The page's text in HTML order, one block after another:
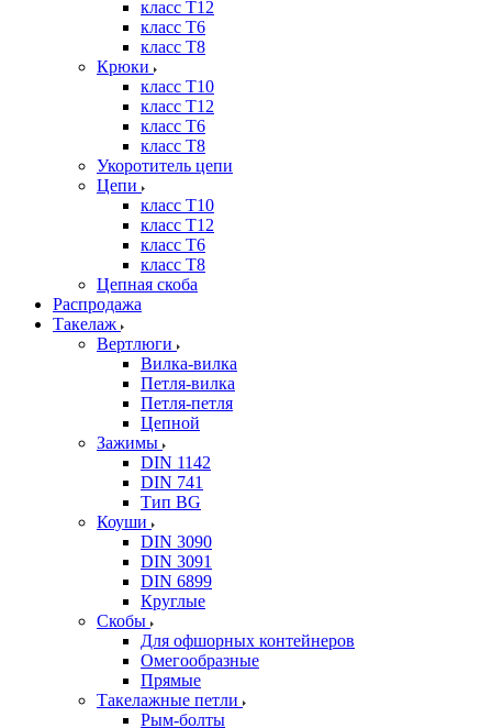
класс Т12
класс Т6
класс Т8
Крюки
класс Т10
класс Т12
класс Т6
класс Т8
Укоротитель цепи
Цепи
класс Т10
класс Т12
класс Т6
класс Т8
Цепная скоба
Распродажа
Такелаж
Вертлюги
Вилка-вилка
Петля-вилка
Петля-петля
Цепной
Зажимы
DIN 1142
DIN 741
Тип BG
Коуши
DIN 3090
DIN 3091
DIN 6899
Круглые
Скобы
Для офшорных контейнеров
Омегообразные
Прямые
Такелажные петли
Рым-болты